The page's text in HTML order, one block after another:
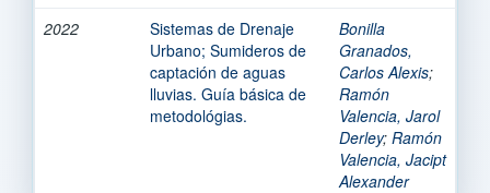
2022
Sistemas de Drenaje
Urbano; Sumideros de
captación de aguas
lluvias. Guía básica de
metodológias.
Bonilla
Granados,
Carlos Alexis;
Ramón
Valencia, Jarol
Derley; Ramón
Valencia, Jacipt
Alexander